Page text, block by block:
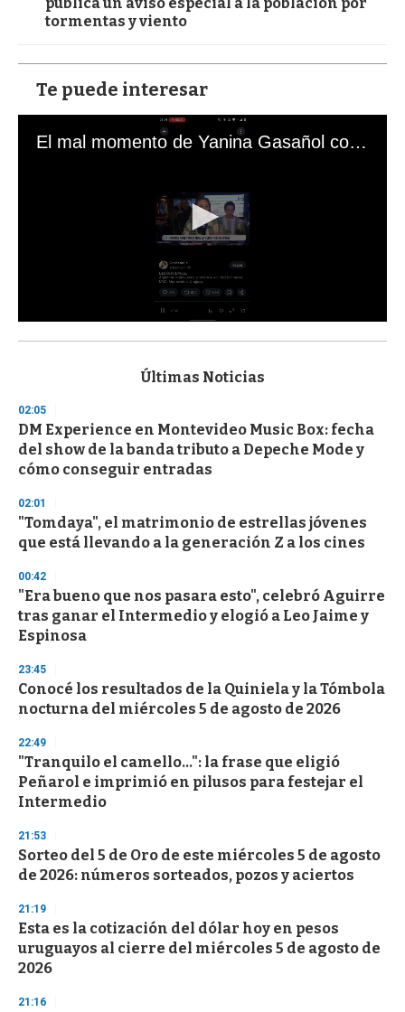
tormentas y viento
Te puede interesar
El mal momento de Yanina Gasañol con un hincha argentino en "Subrayado"
s
d
s
o
f
3
s
e
o
d
s
Últimas Noticias
02:05
DM Experience en Montevideo Music Box: fecha
del show de la banda tributo a Depeche Mode y
cómo conseguir entradas
02:01
"Tomdaya", el matrimonio de estrellas jóvenes
que está llevando a la generación Z a los cines
00:42
"Era bueno que nos pasara esto", celebró Aguirre
tras ganar el Intermedio y elogió a Leo Jaime y
Espinosa
23:45
Conocé los resultados de la Quiniela y la Tómbola
nocturna del miércoles 5 de agosto de 2026
22:49
"Tranquilo el camello...": la frase que eligió
Peñarol e imprimió en pilusos para festejar el
Intermedio
21:53
Sorteo del 5 de Oro de este miércoles 5 de agosto
de 2026: números sorteados, pozos y aciertos
21:19
Esta es la cotización del dólar hoy en pesos
uruguayos al cierre del miércoles 5 de agosto de
2026
21:16